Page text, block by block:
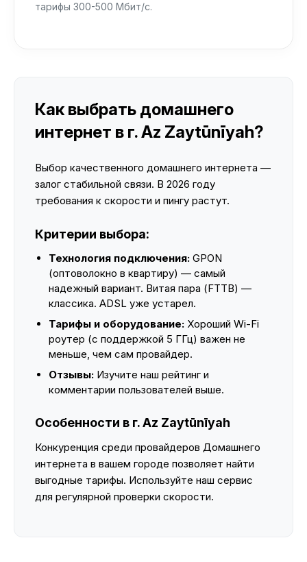
тарифы 300-500 Мбит/с.
Как выбрать домашнего
интернет в г. Az Zaytūnīyah?
Выбор качественного домашнего интернета —
залог стабильной связи. В 2026 году
требования к скорости и пингу растут.
Критерии выбора:
Технология подключения: GPON
(оптоволокно в квартиру) — самый
надежный вариант. Витая пара (FTTB) —
классика. ADSL уже устарел.
Тарифы и оборудование: Хороший Wi-Fi
роутер (с поддержкой 5 ГГц) важен не
меньше, чем сам провайдер.
Отзывы: Изучите наш рейтинг и
комментарии пользователей выше.
Особенности в г. Az Zaytūnīyah
Конкуренция среди провайдеров Домашнего
интернета в вашем городе позволяет найти
выгодные тарифы. Используйте наш сервис
для регулярной проверки скорости.